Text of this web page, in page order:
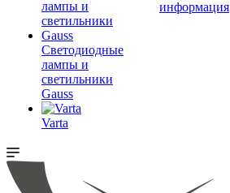
Светодиодные
лампы и
светильники
Gauss
Varta
информация